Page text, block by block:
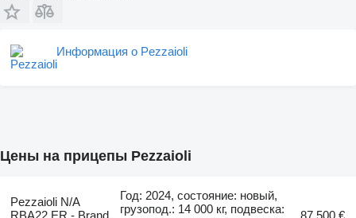
Информация о Pezzaioli
Цены на прицепы Pezzaioli
Pezzaioli N/A
Год: 2024, состояние: новый,
грузопод.: 14 000 кг, подвеска: